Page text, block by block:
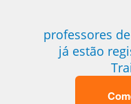
professores
já estão